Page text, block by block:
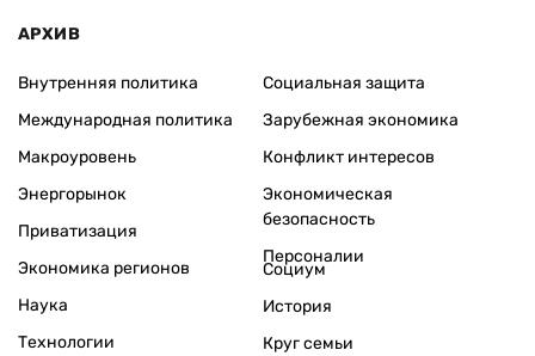
АРХИВ
Внутренняя политика
Международная политика
Макроуровень
Энергорынок
Приватизация
Экономика регионов
Социальная защита
Зарубежная экономика
Конфликт интересов
Экономическая
безопасность
Персоналии
Наука
Технологии
Социум
История
Круг семьи